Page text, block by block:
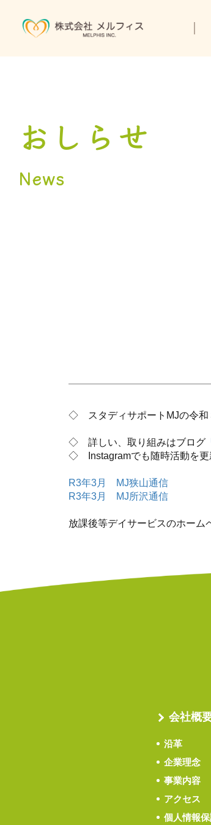
おしらせ
News
◇ スタディサポートMJの令和
◇ 詳しい、取り組みはブログ
◇ Instagramでも随時活動を更
R3年3月 MJ狭山通信
R3年3月 MJ所沢通信
放課後等デイサービスのホーム
会社概
沿革
企業理念
事業内容
アクセス
個人情報